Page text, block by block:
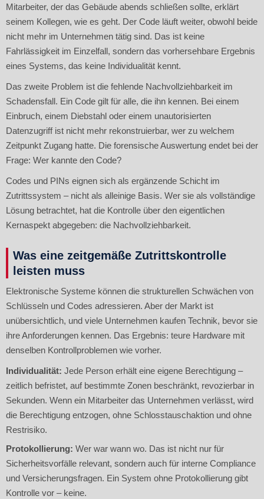
Mitarbeiter, der das Gebäude abends schließen sollte, erklärt
seinem Kollegen, wie es geht. Der Code läuft weiter, obwohl beide
nicht mehr im Unternehmen tätig sind. Das ist keine
Fahrlässigkeit im Einzelfall, sondern das vorhersehbare Ergebnis
eines Systems, das keine Individualität kennt.
Das zweite Problem ist die fehlende Nachvollziehbarkeit im
Schadensfall. Ein Code gilt für alle, die ihn kennen. Bei einem
Einbruch, einem Diebstahl oder einem unautorisierten
Datenzugriff ist nicht mehr rekonstruierbar, wer zu welchem
Zeitpunkt Zugang hatte. Die forensische Auswertung endet bei der
Frage: Wer kannte den Code?
Codes und PINs eignen sich als ergänzende Schicht im
Zutrittssystem – nicht als alleinige Basis. Wer sie als vollständige
Lösung betrachtet, hat die Kontrolle über den eigentlichen
Kernaspekt abgegeben: die Nachvollziehbarkeit.
Was eine zeitgemäße Zutrittskontrolle
leisten muss
Elektronische Systeme können die strukturellen Schwächen von
Schlüsseln und Codes adressieren. Aber der Markt ist
unübersichtlich, und viele Unternehmen kaufen Technik, bevor sie
ihre Anforderungen kennen. Das Ergebnis: teure Hardware mit
denselben Kontrollproblemen wie vorher.
Individualität: Jede Person erhält eine eigene Berechtigung –
zeitlich befristet, auf bestimmte Zonen beschränkt, revozierbar in
Sekunden. Wenn ein Mitarbeiter das Unternehmen verlässt, wird
die Berechtigung entzogen, ohne Schlosstauschaktion und ohne
Restrisiko.
Protokollierung: Wer war wann wo. Das ist nicht nur für
Sicherheitsvorfälle relevant, sondern auch für interne Compliance
und Versicherungsfragen. Ein System ohne Protokollierung gibt
Kontrolle vor – keine.